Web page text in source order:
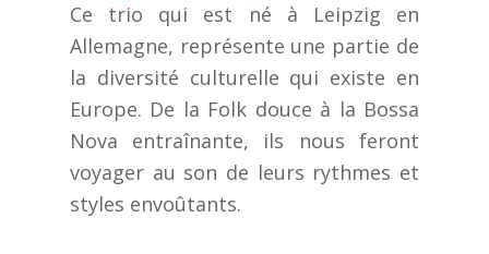
Ce trio qui est né à Leipzig en
Allemagne, représente une partie de
la diversité culturelle qui existe en
Europe. De la Folk douce à la Bossa
Nova entraînante, ils nous feront
voyager au son de leurs rythmes et
styles envoûtants.